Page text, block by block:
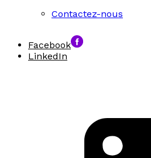
Contactez-nous
Facebook
LinkedIn